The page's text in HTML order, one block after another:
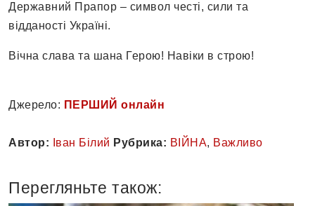
Державний Прапор – символ честі, сили та
відданості Україні.
Вічна слава та шана Герою! Навіки в строю!
Джерело: ПЕРШИЙ онлайн
Автор: Іван Білий Рубрика: ВІЙНА, Важливо
Перегляньте також: